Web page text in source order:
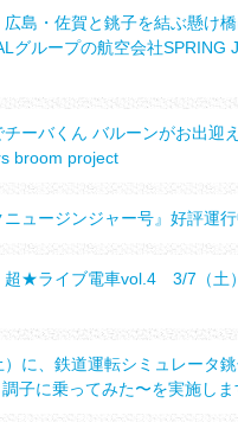
広島・佐賀と銚子を結ぶ懸け
グループの航空会社SPRING
チーバくん バルーンがお出迎
broom project
ニュージンジャー号』好評運行
超★ライブ電車vol.4 3/7（土
）に、鉄道運転シミュレータ
子に乗ってみた〜を実施しま